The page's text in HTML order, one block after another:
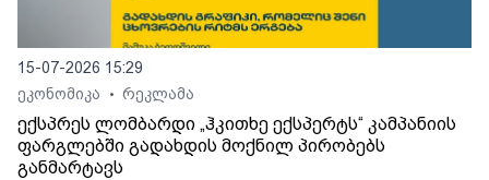
15-07-2026 15:29
ეკონომიკა
• რეკლამა
ექსპრეს ლომბარდი „ჰკითხე ექსპერტს“ კამპანიის
ფარგლებში გადახდის მოქნილ პირობებს
განმარტავს